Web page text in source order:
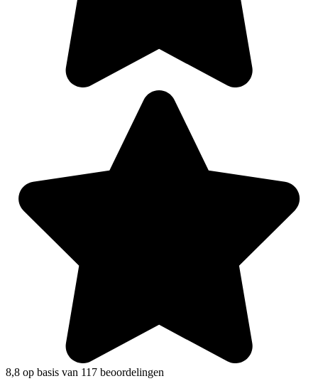
8,8 op basis van 117 beoordelingen